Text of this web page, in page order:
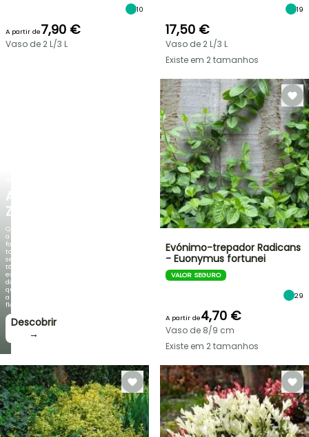
AGAPANTHUS
ZAMBEZI
Quando
a
folhagem
torna-
se
tão
espetacular
do
que
a
floração!
Descobrir
→
10
A partir de7,90 €
Vaso de 2 L/3 L
19
17,50 €
Vaso de 2 L/3 L
Existe em 2 tamanhos
Evónimo-trepador Radicans
- Euonymus fortunei
VALOR SEGURO
29
A partir de4,70 €
Vaso de 8/9 cm
Existe em 2 tamanhos